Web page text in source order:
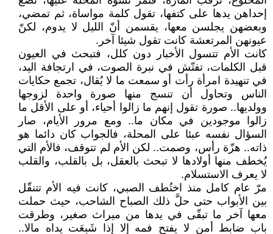
إحداهن يدها على كتفها، تقول كلمة مواساة، ثم تمضي،
وبعضهن يجلسن معها، يقسمن أنّ الليل لا يدوم، لكنّ
عيونهن المرتعشة كانت تقول شيئا آخر.
كانت الأم تتسول الأخبار دون كلل، فتبحث في العيون
قبل الكلمات، تفتّش في نبرة الصوت، في ارتجافة اليد،
في تنهيدة امرأة رأت أو سمعت ما لا يُقال، تجمع حكايات
الناس وتحاول أن تنسج منها صورة واحدة لزوجها
وولديها.. صورة تقول إنهم ما زالوا أحياء، أو على الأقل ما
زالوا موجودين في مكان ما.. ومع مرور الأيام، صار
السؤال نفسه عبئا على المحلة، فالجواب كان دائما هو
ذاته.. هزّة رأس، وصمت.. لكن الأم لم تتوقف، فالأم التي
يُخطف منها أولادها لا تبحث بالعقل، بل بالقلب، والقلب
لا يعرف الاستسلام.
مرّ عام كامل منذ اختُطف الصبي، كانت فيه الأم تتنقّل
بين الأبواب حتى حلَّ ذلك الصباح الشاحب، حيث حملت
معها آخر ما تبقّى في يدها من ميراث صغير، وطرقت
باب ضابط أمن لا يفتح فمه إلا إذا شَبِعَت يداه مالا..